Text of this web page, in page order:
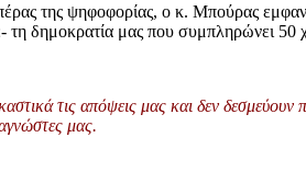
της ψηφοφορίας, ο κ. Μπούρας
τη δημοκρατία μας που συμπληρώνει 50
τις απόψεις μας και δεν
μας.